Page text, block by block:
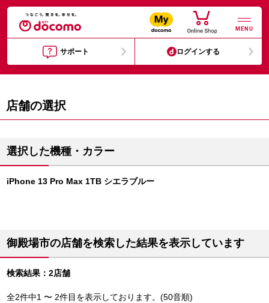
MENU
サポート ログインする
店舗の選択
選択した機種・カラー
iPhone 13 Pro Max 1TB シエラブルー
御殿場市の店舗を検索した結果を表示しています
検索結果：2店舗
全2件中1 〜 2件目を表示しております。(50音順)